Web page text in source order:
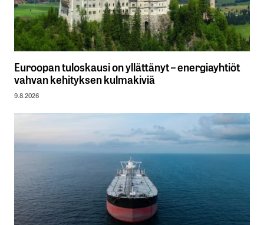
Euroopan tuloskausi on yllättänyt – energiayhtiöt
vahvan kehityksen kulmakiviä
9.8.2026